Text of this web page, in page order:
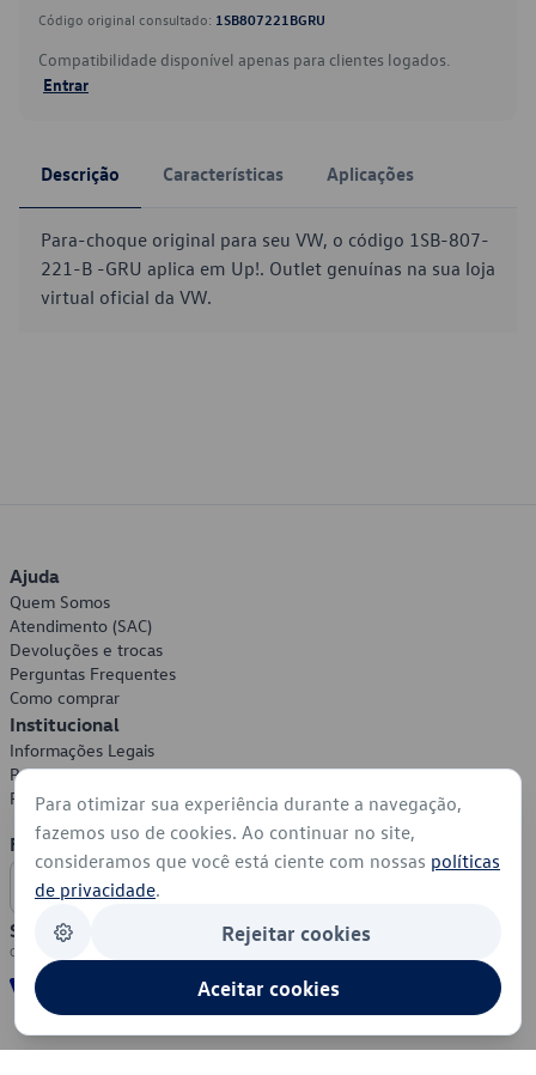
Código original consultado: 1SB807221BGRU
Compatibilidade disponível apenas para clientes logados.
Entrar
Descrição Características Aplicações
Para-choque original para seu VW, o código 1SB-807-
221-B -GRU aplica em Up!. Outlet genuínas na sua loja
virtual oficial da VW.
Ajuda
Quem Somos
Atendimento (SAC)
Devoluções e trocas
Perguntas Frequentes
Como comprar
Institucional
Informações Legais
Política de Privacidade
Política de Cookies
Formas de Pagamento
Segurança
Para otimizar sua experiência durante a navegação,
fazemos uso de cookies. Ao continuar no site,
consideramos que você está ciente com nossas políticas
de privacidade.
Rejeitar cookies
Aceitar cookies